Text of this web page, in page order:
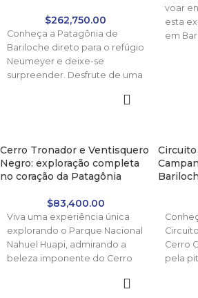
$262,750.00
Conheça a Patagônia de
Bariloche direto para o refúgio
Neumeyer e deixe-se
surpreender. Desfrute de uma
Uma proposta pensada para
aqueles que querem agregar
emoção e conforto em meio
à natureza nativa.
✅ Reservá tu lugar hoy
pagando solo la seña — el
saldo lo abonás recién el día
de la excursión.
voar
esta
em
Cerro Tronador e Ventisquero
Negro: exploração completa
no coração da Patagônia
$83,400.00
Viva uma experiência única
explorando o Parque Nacional
Nahuel Huapi, admirando a
beleza imponente do Cerro
Glaciar Ventisquero Negro.
Cerro
pela
Hotel